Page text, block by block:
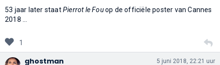
53 jaar later staatPierrot le Fouop de officiële poster van Cannes
2018 ...
1
ghostman 5 juni 2018, 22:21 uur